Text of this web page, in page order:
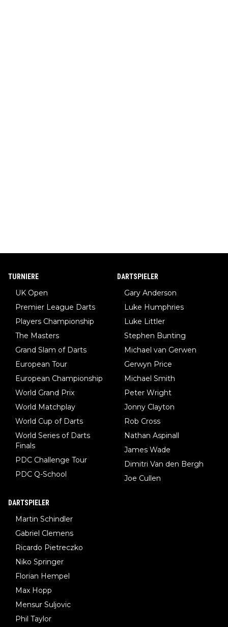
TURNIERE
UK Open
Premier League Darts
Players Championship
The Masters
Grand Slam of Darts
European Tour
European Championship
World Grand Prix
World Matchplay
World Cup of Darts
World Series of Darts
Finals
PDC Challenge Tour
PDC Q-School
DARTSPIELER
Gary Anderson
Luke Humphries
Luke Littler
Stephen Bunting
Michael van Gerwen
Gerwyn Price
Michael Smith
Peter Wright
Jonny Clayton
Rob Cross
Nathan Aspinall
James Wade
Dimitri Van den Bergh
Joe Cullen
DARTSPIELER
Martin Schindler
Gabriel Clemens
Ricardo Pietreczko
Niko Springer
Florian Hempel
Max Hopp
Mensur Suljovic
Phil Taylor